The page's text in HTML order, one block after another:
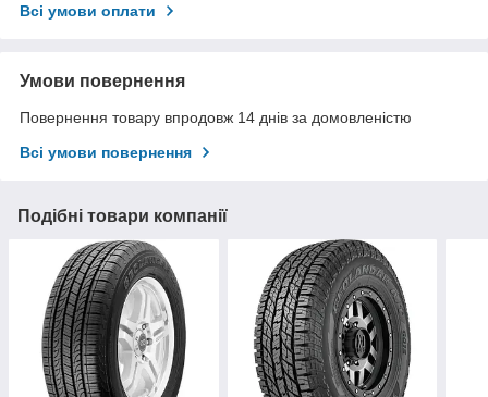
Всі умови оплати
Умови повернення
Повернення товару впродовж 14 днів за домовленістю
Всі умови повернення
Подібні товари компанії